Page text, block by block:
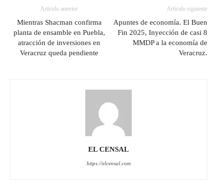
Artículo anterior
Mientras Shacman confirma
planta de ensamble en Puebla,
atracción de inversiones en
Veracruz queda pendiente
Artículo siguiente
Apuntes de economía. El Buen
Fin 2025, Inyección de casi 8
MMDP a la economía de
Veracruz.
EL CENSAL
https://elcensal.com